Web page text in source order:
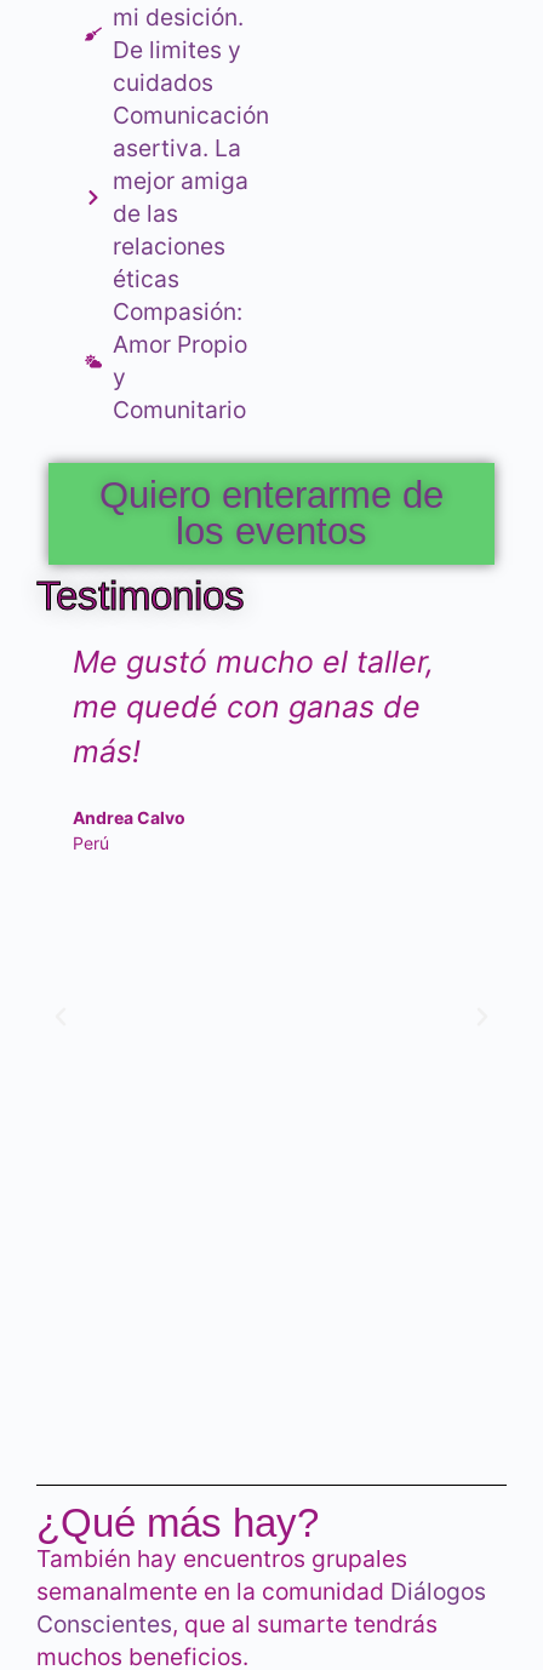
mi desición.
De limites y
cuidados
Comunicación
asertiva. La
mejor amiga
de las
relaciones
éticas
Compasión:
Amor Propio
y
Comunitario
Quiero enterarme de
los eventos
Testimonios
Me gustó mucho el taller,
me quedé con ganas de
más!
Andrea Calvo
Perú
¿Qué más hay?
También hay encuentros grupales
semanalmente en la comunidad Diálogos
Conscientes, que al sumarte tendrás
muchos beneficios.